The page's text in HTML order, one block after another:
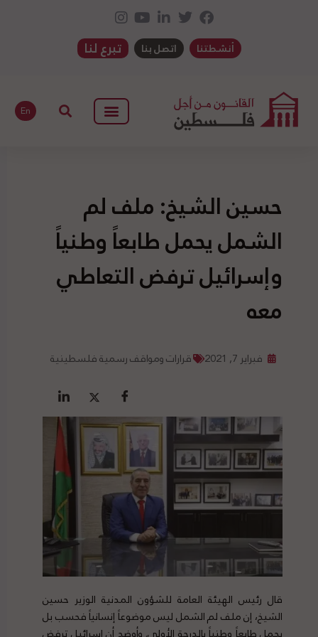
أنشطتنا اتصل بنا تبرع لنا
En
حسين الشيخ: ملف لم
الشمل يحمل طابعاً وطنياً
وإسرائيل ترفض التعاطي
معه
فبراير 7, 2021 قرارات ومواقف رسمية فلسطينية
قال رئيس الهيئة العامة للشؤون المدنية الوزير حسين
الشيخ، إن ملف لم الشمل ليس موضوعاً إنسانياً فحسب بل